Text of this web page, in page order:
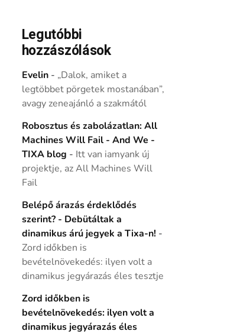
Legutóbbi
hozzászólások
Evelin- „Dalok, amiket a
legtöbbet pörgetek mostanában”,
avagy zeneajánló a szakmától
Robosztus és zabolázatlan: All
Machines Will Fail - And We -
TIXA blog - Itt van iamyank új
projektje, az All Machines Will
Fail
Belépő árazás érdeklődés
szerint? - Debütáltak a
dinamikus árú jegyek a Tixa-n! -
Zord időkben is
bevételnövekedés: ilyen volt a
dinamikus jegyárazás éles tesztje
Zord időkben is
bevételnövekedés: ilyen volt a
dinamikus jegyárazás éles